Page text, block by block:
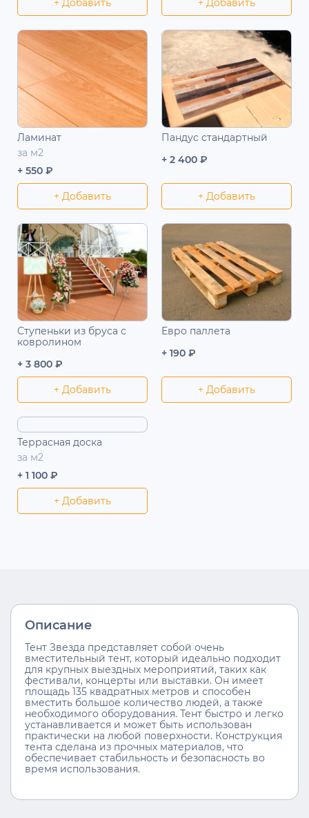
+ Добавить + Добавить
Ламинат
за м2
+ 550 ₽
+ Добавить
Пандус стандартный
+ 2 400 ₽
+ Добавить
Ступеньки из бруса с
ковролином
+ 3 800 ₽
+ Добавить
Евро паллета
+ 190 ₽
+ Добавить
Террасная доска
за м2
+ 1 100 ₽
+ Добавить
Описание
Тент Звезда представляет собой очень
вместительный тент, который идеально подходит
для крупных выездных мероприятий, таких как
фестивали, концерты или выставки. Он имеет
площадь 135 квадратных метров и способен
вместить большое количество людей, а также
необходимого оборудования. Тент быстро и легко
устанавливается и может быть использован
практически на любой поверхности. Конструкция
тента сделана из прочных материалов, что
обеспечивает стабильность и безопасность во
время использования.